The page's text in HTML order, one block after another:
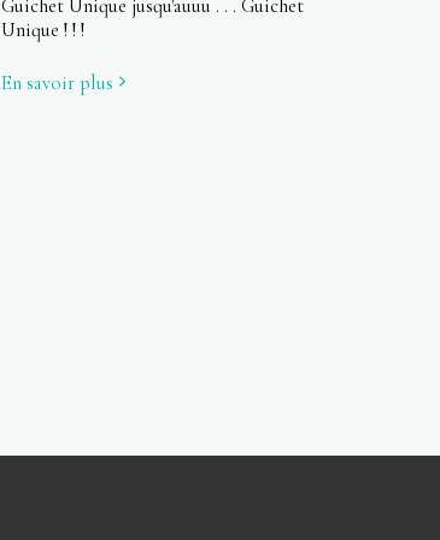
Guichet Unique jusqu'auuu . . . Guichet
Unique ! ! !
En savoir plus